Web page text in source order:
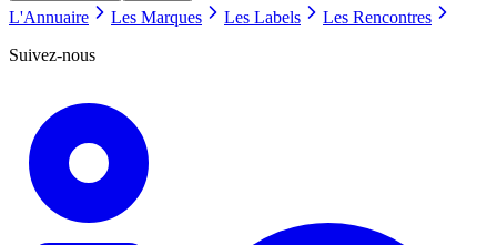
L'Annuaire Les Marques Les Labels
Les Rencontres
Suivez-nous